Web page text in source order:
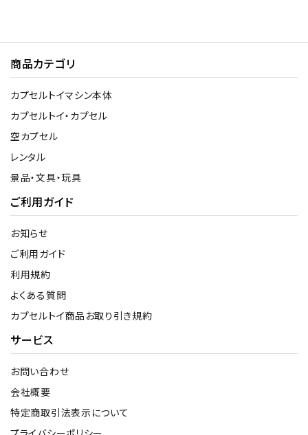
商品カテゴリ
カプセルトイマシン本体
カプセルトイ・カプセル
空カプセル
レンタル
景品・文具・玩具
ご利用ガイド
お知らせ
ご利用ガイド
利用規約
よくある質問
カプセルトイ商品お取り引き規約
サービス
お問い合わせ
会社概要
特定商取引法表示について